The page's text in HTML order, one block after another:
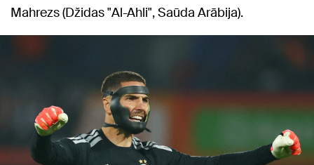
Mahrezs (Džidas "Al-Ahli", Saūda Arābija).